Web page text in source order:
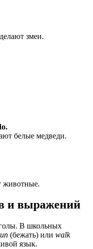
змеи.
белые медведи.
животные.
и выражений
В школьных
(бежать) или walk
язык.